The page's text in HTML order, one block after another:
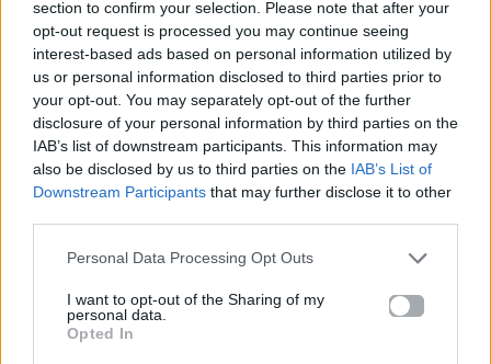
section to confirm your selection. Please note that after your
opt-out request is processed you may continue seeing
interest-based ads based on personal information utilized by
us or personal information disclosed to third parties prior to
your opt-out. You may separately opt-out of the further
disclosure of your personal information by third parties on the
IAB’s list of downstream participants. This information may
also be disclosed by us to third parties on the IAB’s List of
Downstream Participants that may further disclose it to other
Personal Data Processing Opt Outs
I want to opt-out of the Sharing of my
personal data.
Opted In
RICKY MARTIN Ηνωμένο Βασίλειο ΣΥΝΑΥΛΙΑ
Ακολουθήστε το
Mad.gr στο Google
News
Mad.gr στο MSN